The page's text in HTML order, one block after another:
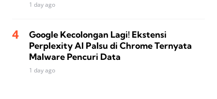
1 day ago
Google Kecolongan Lagi! Ekstensi
Perplexity AI Palsu di Chrome Ternyata
Malware Pencuri Data
1 day ago